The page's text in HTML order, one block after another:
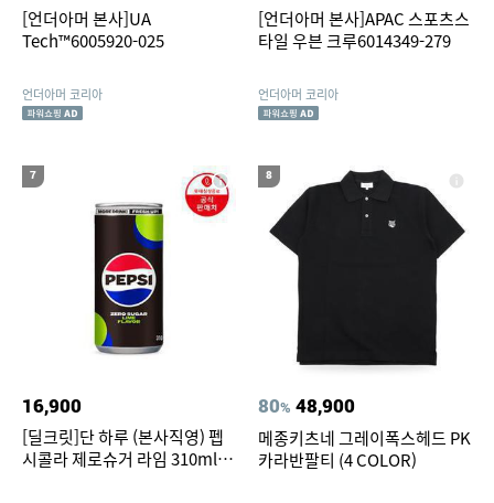
[언더아머 본사]UA
Tech™6005920-025
언더아머 코리아
[언더아머 본사]APAC 스포츠스
타일 우븐 크루6014349-279
언더아머 코리아
7
16,900
[딜크릿]단 하루 (본사직영) 펩
시콜라 제로슈거 라임 310ml
8
80% 48,900
메종키츠네 그레이폭스헤드 PK
카라반팔티 (4 COLOR)